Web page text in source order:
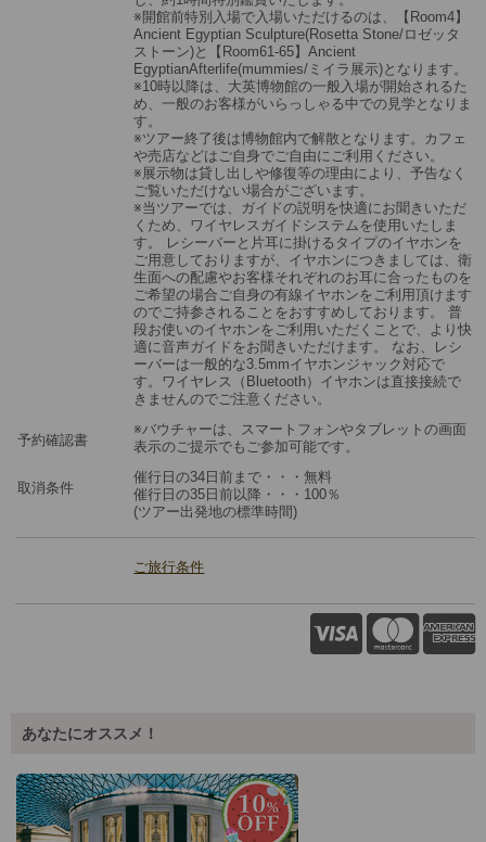
※開館前特別入場で入場いただけるのは、【Room4】
Ancient Egyptian Sculpture(Rosetta Stone/ロゼッタ
ストーン)と【Room61-65】Ancient
EgyptianAfterlife(mummies/ミイラ展示)となります。
※10時以降は、大英博物館の一般入場が開始されるた
め、一般のお客様がいらっしゃる中での見学となりま
す。
※ツアー終了後は博物館内で解散となります。カフェ
や売店などはご自身でご自由にご利用ください。
※展示物は貸し出しや修復等の理由により、予告なく
ご覧いただけない場合がございます。
※当ツアーでは、ガイドの説明を快適にお聞きいただ
くため、ワイヤレスガイドシステムを使用いたしま
す。 レシーバーと片耳に掛けるタイプのイヤホンを
ご用意しておりますが、イヤホンにつきましては、衛
生面への配慮やお客様それぞれのお耳に合ったものを
ご希望の場合ご自身の有線イヤホンをご利用頂けます
のでご持参されることをおすすめしております。 普
段お使いのイヤホンをご利用いただくことで、より快
適に音声ガイドをお聞きいただけます。 なお、レシ
ーバーは一般的な3.5mmイヤホンジャック対応で
す。ワイヤレス（Bluetooth）イヤホンは直接接続で
きませんのでご注意ください。
予約確認書
※バウチャーは、スマートフォンやタブレットの画面
表示のご提示でもご参加可能です。
取消条件
催行日の34日前まで・・・無料
催行日の35日前以降・・・100％
(ツアー出発地の標準時間)
ご旅行条件
あなたにオススメ！